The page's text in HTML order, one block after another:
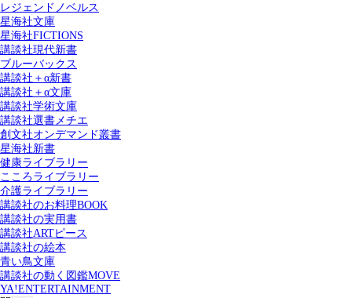
レジェンドノベルス
星海社文庫
星海社FICTIONS
講談社現代新書
ブルーバックス
講談社＋α新書
講談社＋α文庫
講談社学術文庫
講談社選書メチエ
創文社オンデマンド叢書
星海社新書
健康ライブラリー
こころライブラリー
介護ライブラリー
講談社のお料理BOOK
講談社の実用書
講談社ARTピース
講談社の絵本
青い鳥文庫
講談社の動く図鑑MOVE
YA!ENTERTAINMENT